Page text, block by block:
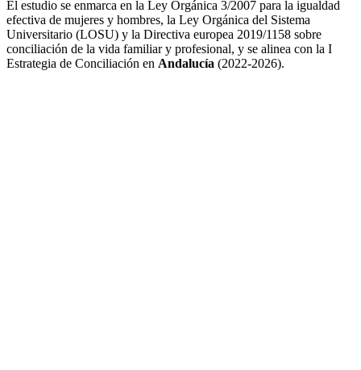
El estudio se enmarca en la Ley Orgánica 3/2007 para la igualdad
efectiva de mujeres y hombres, la Ley Orgánica del Sistema
Universitario (LOSU) y la Directiva europea 2019/1158 sobre
conciliación de la vida familiar y profesional, y se alinea con la I
Estrategia de Conciliación en Andalucía (2022-2026).